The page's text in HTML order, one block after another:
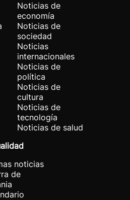
Noticias de
economía
Noticias de
sociedad
Noticias
internacionales
Noticias de
política
Noticias de
cultura
Noticias de
tecnología
Noticias de salud
noticias
de